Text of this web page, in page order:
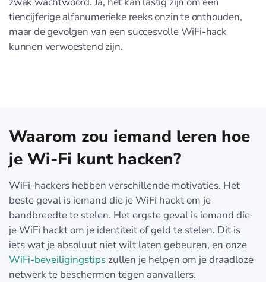
tiencijferige alfanumerieke reeks onzin te onthouden,
maar de gevolgen van een succesvolle WiFi-hack
kunnen verwoestend zijn.
Waarom zou iemand leren hoe
je Wi-Fi kunt hacken?
WiFi-hackers hebben verschillende motivaties. Het
beste geval is iemand die je WiFi hackt om je
bandbreedte te stelen. Het ergste geval is iemand die
je WiFi hackt om je identiteit of geld te stelen. Dit is
iets wat je absoluut niet wilt laten gebeuren, en onze
WiFi-beveiligingstips zullen je helpen om je draadloze
netwerk te beschermen tegen aanvallers.